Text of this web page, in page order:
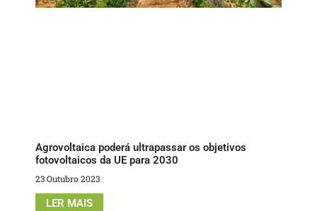
Agrovoltaica poderá ultrapassar os objetivos
fotovoltaicos da UE para 2030
23 Outubro 2023
LER MAIS